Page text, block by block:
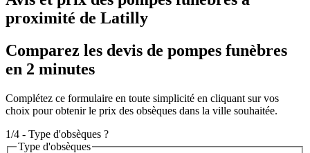
proximité de Latilly
Comparez les devis de pompes funèbres
en 2 minutes
Complétez ce formulaire en toute simplicité en cliquant sur vos
choix pour obtenir le prix des obsèques dans la ville souhaitée.
1/4 - Type d'obsèques ?
Type d'obsèques